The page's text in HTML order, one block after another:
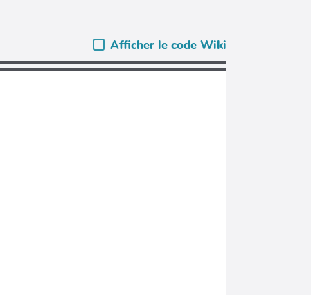
Afficher le code Wiki